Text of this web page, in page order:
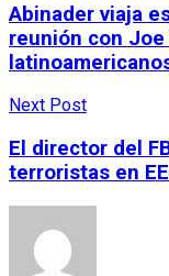
Abinader viaja
reunión con
Next Post
El director del
terroristas en